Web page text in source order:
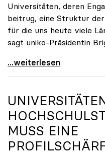
Universitäten, deren
beitrug, eine Struktur
für die uns heute viele
sagt uniko-Präsidentin
uniko trauert um
...weiterlesen
MUSS EINE